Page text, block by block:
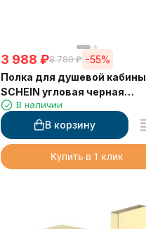
3 988 ₽8 780 ₽ -55%
Полка для душевой кабины
SCHEIN угловая черная
(9326MB)
В наличии
В корзину
Купить в 1 клик